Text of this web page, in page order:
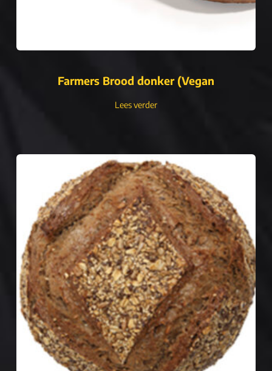
Farmers Brood donker (Vegan
Lees verder